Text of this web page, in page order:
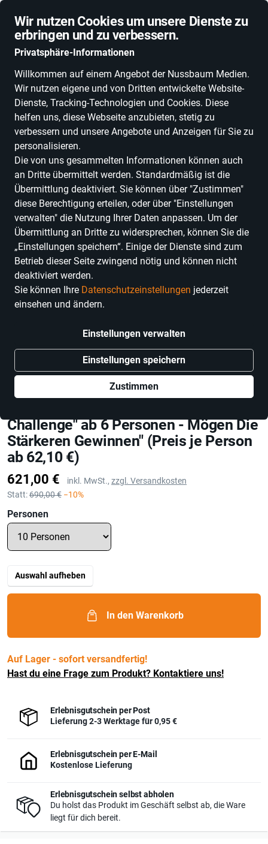
Wir nutzen Cookies um unsere Dienste zu
erbringen und zu verbessern.
Privatsphäre-Informationen
Willkommen auf einem Angebot der Nussbaum Medien.
Wir nutzen eigene und von Dritten entwickelte Website-
Dienste, Tracking-Technologien und Cookies. Diese
helfen uns, diese Webseite anzubieten, stetig zu
verbessern und unsere Angebote und Anzeigen für Sie zu
personalisieren.
Die von uns gesammelten Informationen können auch
an Dritte übermittelt werden. Standardmäßig ist die
Übermittlung deaktiviert. Sie können über "Zustimmen"
diese Berechtigung erteilen, oder über "Einstellungen
verwalten" die Nutzung Ihrer Daten anpassen. Um der
Übermittlung an Dritte zu widersprechen, können Sie die
„Einstellungen speichern“. Einige der Dienste sind zum
Betrieb dieser Seite zwingend nötig und können nicht
deaktiviert werden.
Sie können Ihre Datenschutzeinstellungen jederzeit
einsehen und ändern.
Einstellungen verwalten
Einstellungen speichern
Zustimmen
ALLE KATEGORIEN NEUHEITEN DEALS ESSEN, TRINKEN &
Henry's Bar & OX-EVENTS
Challenge" ab 6 Personen - Mögen Die
Stärkeren Gewinnen" (Preis je Person
ab 62,10 €)
Preis
621,00 € inkl. MwSt., zzgl. Versandkosten
Statt:690,00 € −10%
Personen
Auswahl aufheben
In den Warenkorb
Auf Lager - sofort versandfertig!
Hast du eine Frage zum Produkt? Kontaktiere uns!
Erlebnisgutschein per Post
Lieferung 2-3 Werktage für0,95 €
Erlebnisgutschein per E-Mail
Kostenlose Lieferung
Erlebnisgutschein selbst abholen
Du holst das Produkt im Geschäft selbst ab, die Ware
liegt für dich bereit.